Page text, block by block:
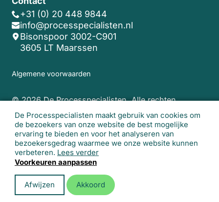
De Processpecialisten maakt gebruik van cookies om
de bezoekers van onze website de best mogelijke
ervaring te bieden en voor het analyseren van
bezoekersgedrag waarmee we onze website kunnen
verbeteren. Lees verder
Voorkeuren aanpassen
Afwijzen Akkoord
+31 (0) 20 448 9844
info@processpecialisten.nl
Bisonspoor 3002-C901
3605 LT Maarssen
Algemene voorwaarden
© 2026 De Processpecialisten. Alle rechten
voorbehouden. Realisatie website:
Lemon